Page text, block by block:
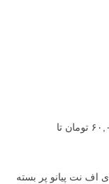
محدوده قیمت: ۶۰,۰۰۰ تومان تا
اف نت پیانو پر بسته